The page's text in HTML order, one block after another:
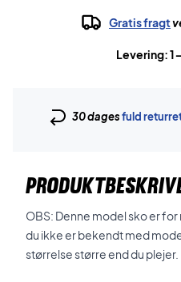
Gratis fragt
Levering:
30 dagesfuld
OBS: Denne model sko er for
du ikke er bekendt med
størrelse større end du plejer.